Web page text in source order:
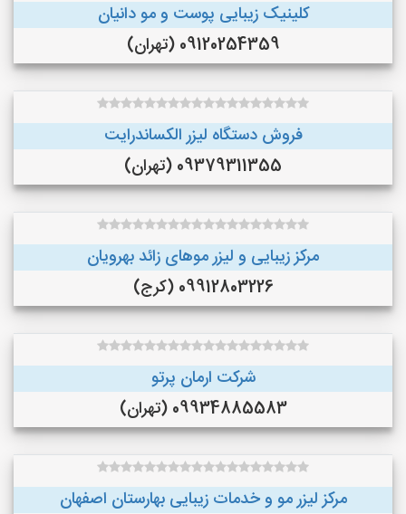
کلینیک زیبایی پوست و مو دانیان
09120254359 (تهران)
فروش دستگاه لیزر الکساندرایت
09379311355 (تهران)
مرکز زیبایی و لیزر موهای زائد بهرویان
09912803226 (کرج)
شرکت ارمان پرتو
09934885583 (تهران)
مرکز لیزر مو و خدمات زیبایی بهارستان اصفهان